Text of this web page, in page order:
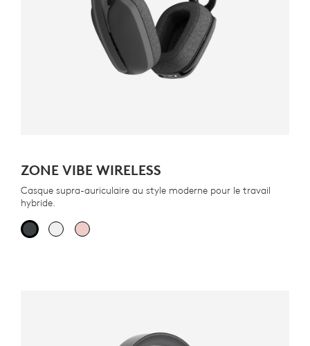
ZONE VIBE WIRELESS
Casque supra-auriculaire au style moderne pour le travail
hybride.